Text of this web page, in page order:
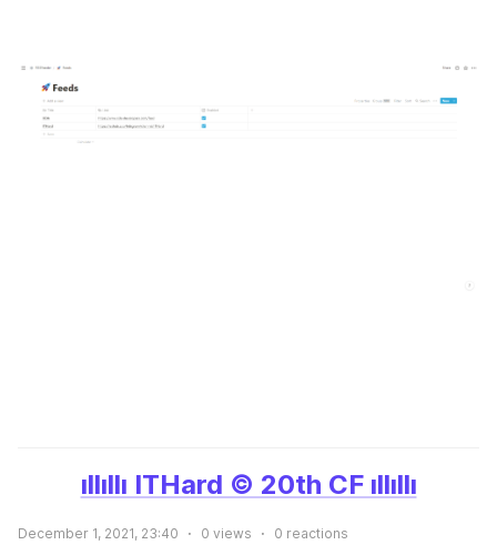
ıllıllı ITHard © 20th CF ıllıllı
December 1, 2021, 23:40 0 views 0 reactions